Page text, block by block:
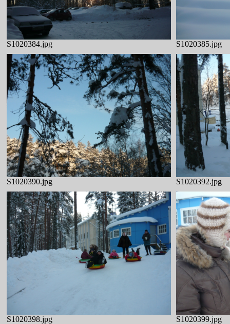
S1020384.jpg S1020385.jpg
S1020390.jpg S1020392.jpg
S1020398.jpg S1020399.jpg